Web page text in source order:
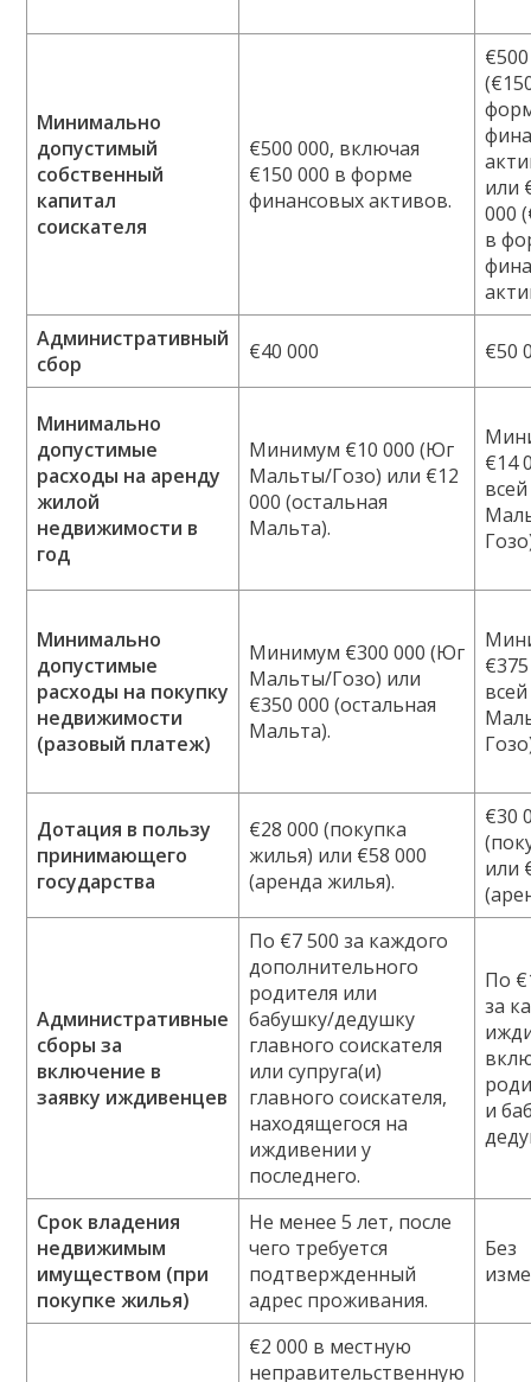
Минимально
допустимый
собственный
капитал
соискателя
€500 000, включая
€150 000 в форме
финансовых активов.
или
000
в
Административный
сбор
€40 000 €50
Минимально
допустимые
расходы на аренду
жилой
недвижимости в
год
Минимум €10 000 (Юг
Мальты/Гозо) или €12
000 (остальная
Мальта).
€14
всей
Минимально
допустимые
расходы на покупку
недвижимости
(разовый платеж)
Минимум €300 000 (Юг
Мальты/Гозо) или
€350 000 (остальная
Мальта).
всей
Дотация в пользу
принимающего
государства
€28 000 (покупка
жилья) или €58 000
(аренда жилья).
€30
или
Административные
сборы за
включение в
заявку иждивенцев
По €7 500 за каждого
дополнительного
родителя или
бабушку/дедушку
главного соискателя
или супруга(и)
главного соискателя,
находящегося на
иждивении у
последнего.
По
за
и
Срок владения
недвижимым
имуществом (при
покупке жилья)
Не менее 5 лет, после
чего требуется
подтвержденный
адрес проживания.
Без
€2 000 в местную
неправительственную